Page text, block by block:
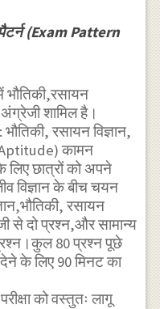
पैटर्न (Exam Pattern
अंग्रेजी शामिल है।
रसायन विज्ञान,
कामन
छात्रों को अपने
विज्ञान के बीच चयन
रसायन
से दो प्रश्न,और सामान्य
80 प्रश्न पूछे
के लिए 90 मिनट का
को वस्तुतः लागू